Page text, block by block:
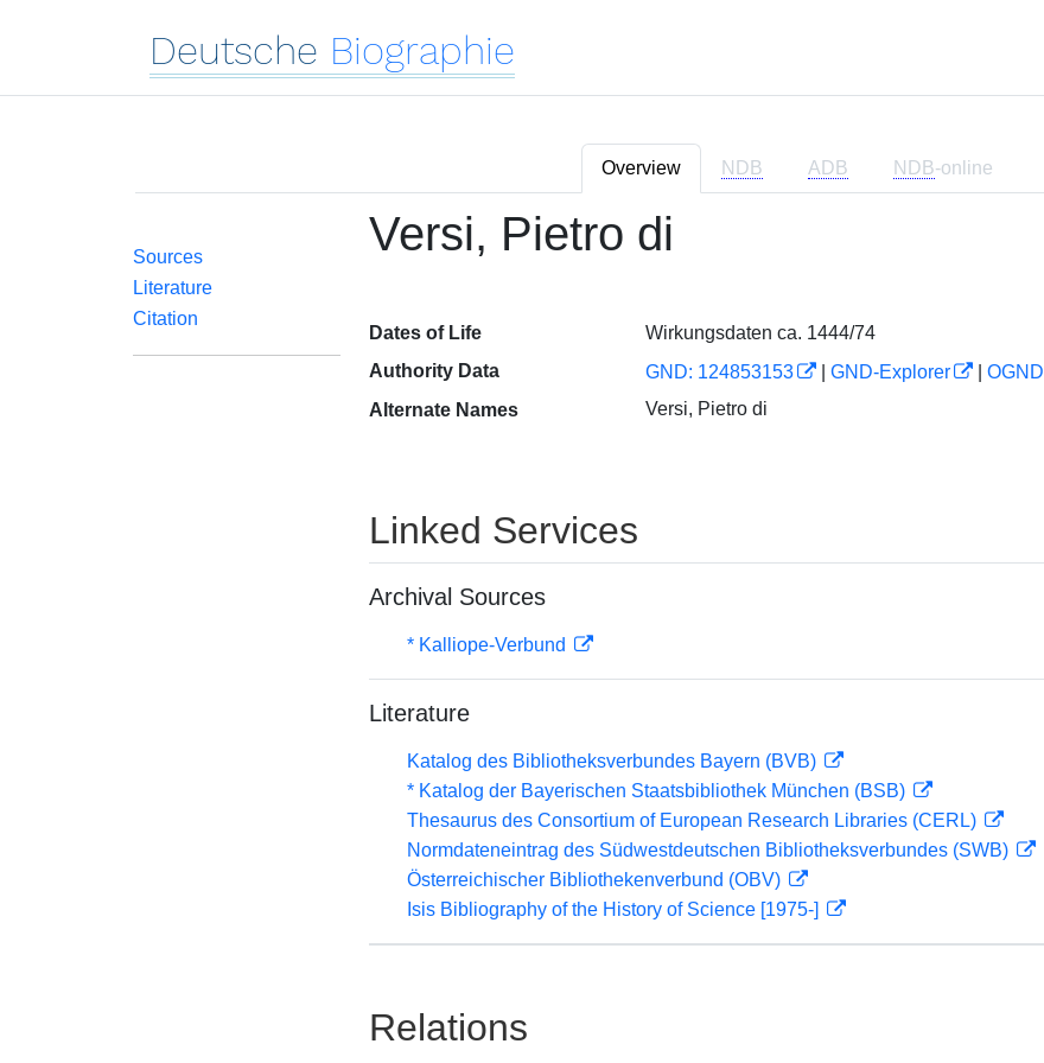
Deutsche Biographie
Overview NDB ADB NDB-online
Sources
Literature
Citation
Versi, Pietro di
Dates of Life
Wirkungsdaten ca. 1444/74
Authority Data
GND: 124853153 GND-Explorer OGND
Alternate Names
Versi, Pietro di
Linked Services
Archival Sources
* Kalliope-Verbund
Literature
Katalog des Bibliotheksverbundes Bayern (BVB)
* Katalog der Bayerischen Staatsbibliothek München (BSB)
Thesaurus des Consortium of European Research Libraries (CERL)
Normdateneintrag des Südwestdeutschen Bibliotheksverbundes (SWB)
Österreichischer Bibliothekenverbund (OBV)
Isis Bibliography of the History of Science [1975-]
Relations